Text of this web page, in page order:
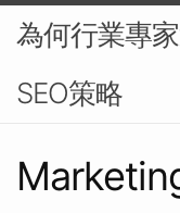
為何行業專
SEO策略